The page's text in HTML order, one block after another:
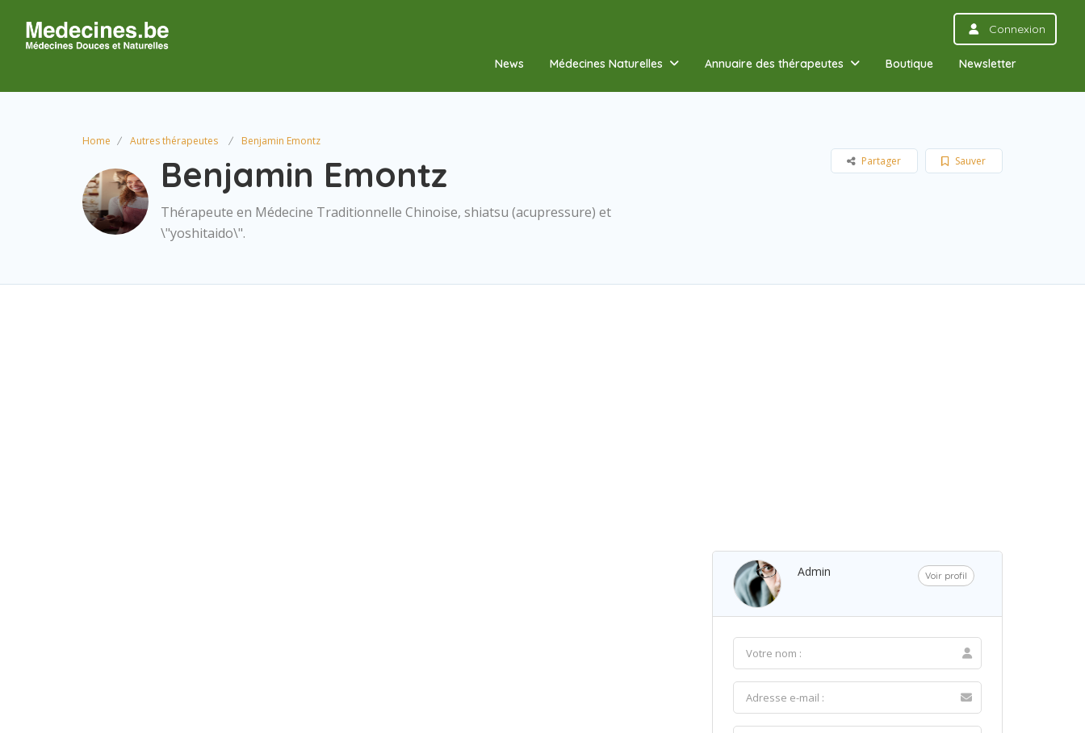
Connexion
News Médecines Naturelles Annuaire des thérapeutes Boutique Newsletter
Home Autres thérapeutes Benjamin Emontz
Benjamin Emontz
Thérapeute en Médecine Traditionnelle Chinoise, shiatsu (acupressure) et
\"yoshitaido\".
Sauver
Partager
Admin Voir profil